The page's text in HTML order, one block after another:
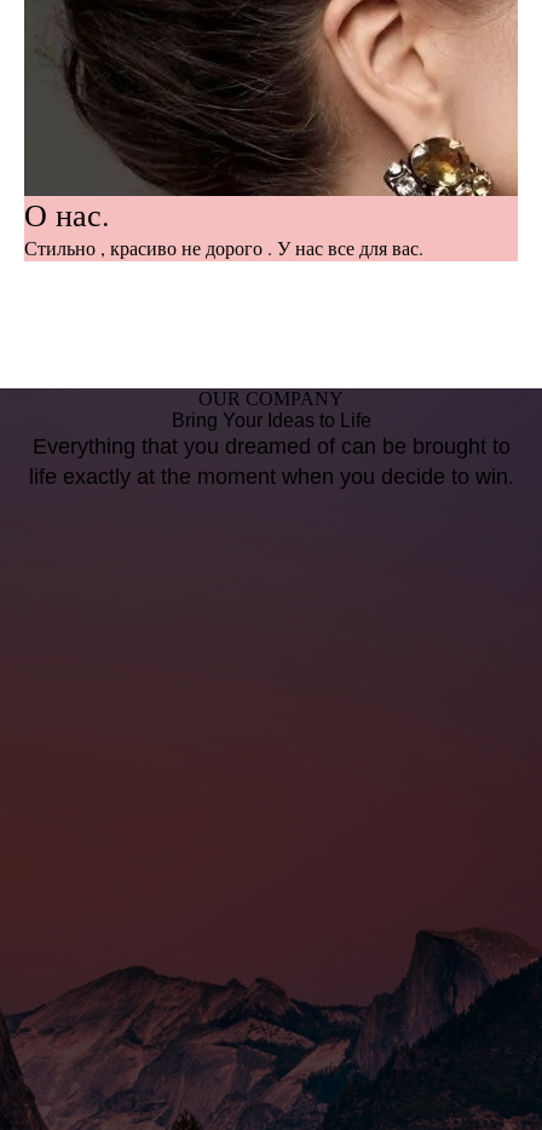
О нас.
Стильно , красиво не дорого . У нас все для вас.
OUR COMPANY
Bring Your Ideas to Life
Everything that you dreamed of can be brought to
life exactly at the moment when you decide to win.